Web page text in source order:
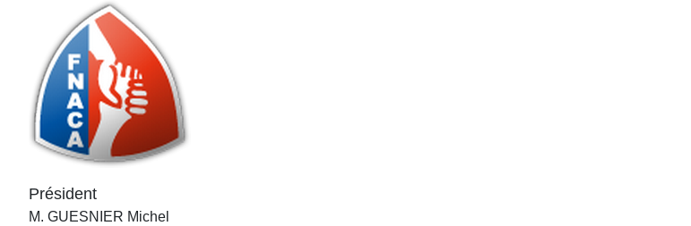
Président
M. GUESNIER Michel